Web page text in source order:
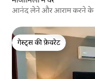
आनंद लेने और आराम करने के
गेस्ट्स की फ़ेवरेट
गेस्ट्स की फ़ेवरेट